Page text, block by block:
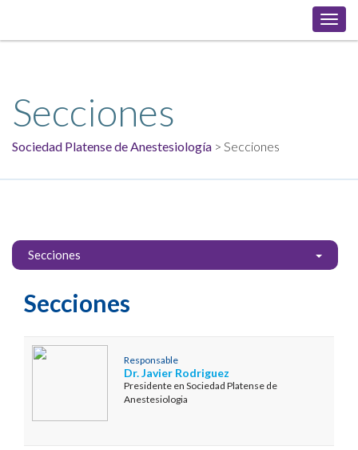
Secciones
Sociedad Platense de Anestesiología > Secciones
Secciones
Secciones
Responsable
Dr. Javier Rodriguez
Presidente en Sociedad Platense de
Anestesiologia